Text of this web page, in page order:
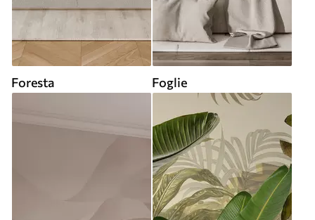
Foresta Foglie